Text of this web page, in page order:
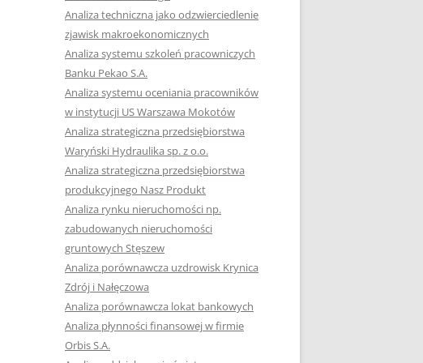
NAPISAĆ PRACĘ DYPLOMOWĄ
JAK PRZYGOTOWAĆ SIĘ DO
USTNEGO EGZAMINU
DYPLOMOWEGO?
HIPOTEZY W PRACACH
DYPLOMOWYCH
JAK PRZYGOTOWAĆ SIĘ DO
OBRONY PRACY DYPLOMOWEJ
Analiza techniczna jako odzwierciedlenie
zjawisk makroekonomicznych
Analiza systemu szkoleń pracowniczych
Banku Pekao S.A.
Analiza systemu oceniania pracowników
w instytucji US Warszawa Mokotów
Analiza strategiczna przedsiębiorstwa
Waryński Hydraulika sp. z o.o.
Analiza strategiczna przedsiębiorstwa
produkcyjnego Nasz Produkt
Analiza rynku nieruchomości np.
zabudowanych nieruchomości
gruntowych Stęszew
Analiza porównawcza uzdrowisk Krynica
Zdrój i Nałęczowa
Analiza porównawcza lokat bankowych
Analiza płynności finansowej w firmie
Orbis S.A.